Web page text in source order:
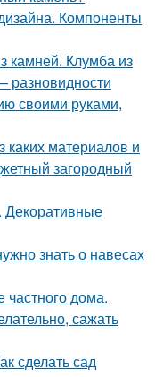
Компоненты
камней. Клумба из
разновидности
своими руками,
материалов и
загородный
Декоративные
знать о навесах
частного дома.
сажать
сделать сад